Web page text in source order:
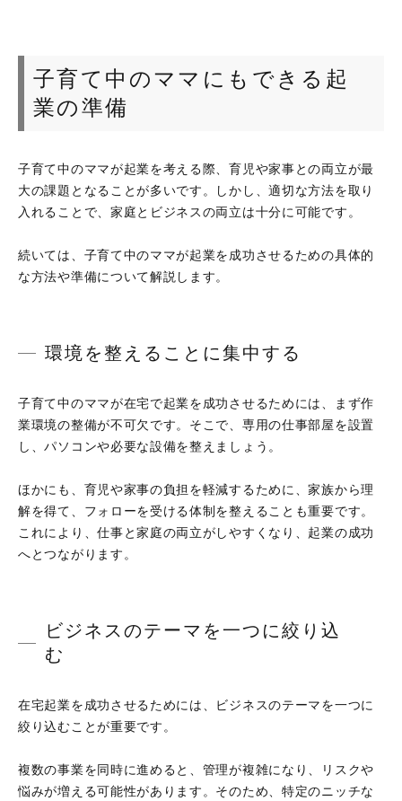
子育て中のママにもできる起
業の準備
子育て中のママが起業を考える際、育児や家事との両立が最
大の課題となることが多いです。しかし、適切な方法を取り
入れることで、家庭とビジネスの両立は十分に可能です。
続いては、子育て中のママが起業を成功させるための具体的
な方法や準備について解説します。
環境を整えることに集中する
子育て中のママが在宅で起業を成功させるためには、まず作
業環境の整備が不可欠です。そこで、専用の仕事部屋を設置
し、パソコンや必要な設備を整えましょう。
ほかにも、育児や家事の負担を軽減するために、家族から理
解を得て、フォローを受ける体制を整えることも重要です。
これにより、仕事と家庭の両立がしやすくなり、起業の成功
へとつながります。
ビジネスのテーマを一つに絞り込
む
在宅起業を成功させるためには、ビジネスのテーマを一つに
絞り込むことが重要です。
複数の事業を同時に進めると、管理が複雑になり、リスクや
悩みが増える可能性があります。そのため、特定のニッチな